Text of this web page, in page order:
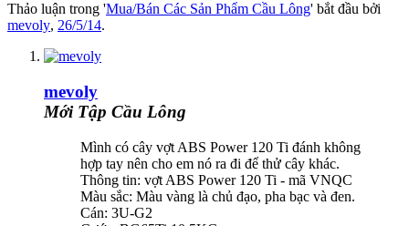
Thảo luận trong 'Mua/Bán Các Sản Phẩm Cầu Lông' bắt đầu bởi
mevoly, 26/5/14.
mevoly
Mới Tập Cầu Lông
Mình có cây vợt ABS Power 120 Ti đánh không
hợp tay nên cho em nó ra đi để thử cây khác.
Thông tin: vợt ABS Power 120 Ti - mã VNQC
Màu sắc: Màu vàng là chủ đạo, pha bạc và đen.
Cán: 3U-G2